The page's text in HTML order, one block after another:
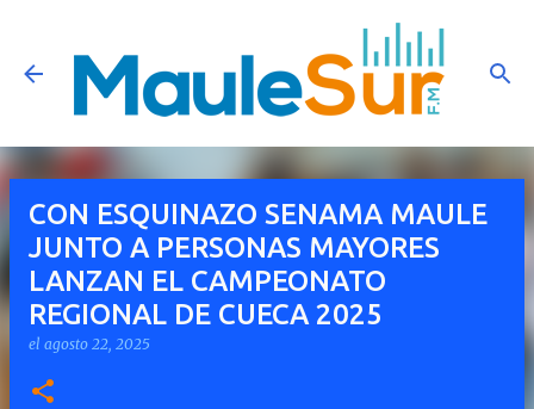
Ir al contenido principal
CON ESQUINAZO SENAMA MAULE
JUNTO A PERSONAS MAYORES
LANZAN EL CAMPEONATO
REGIONAL DE CUECA 2025
el agosto 22, 2025